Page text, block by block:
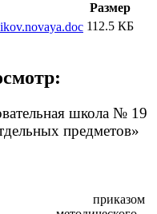
Размер
112.5 КБ
школа № 19
предметов»
приказом